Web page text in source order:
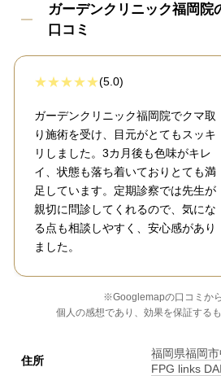
ガーデンクリニック福岡院
口コミ
(5.0)
ガーデンクリニック福岡院でクマ取
り施術を受け、目元がとてもスッキ
リしました。3カ月後も色味がキレ
イ、状態も落ち着いておりとても満
足しています。定期診察では先生が
親切に問診してくれるので、気にな
る点も相談しやすく、安心感があり
ました。
※Googlemapの口コミか
個人の感想であり、効果を保証する
住所
福岡県福岡
FPG links